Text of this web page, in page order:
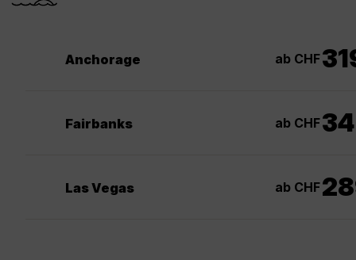
Anchorage ab CHF
Fairbanks ab CHF
Las Vegas ab CHF